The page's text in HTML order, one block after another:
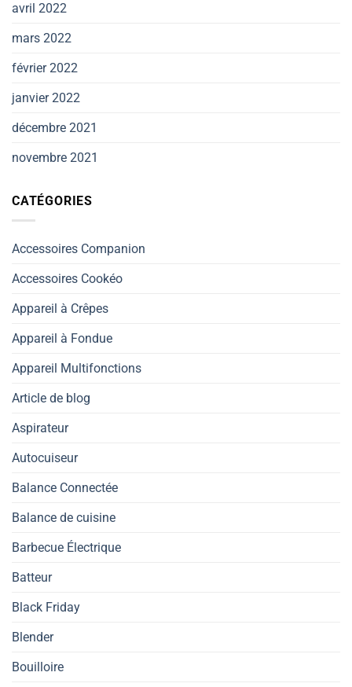
avril 2022
mars 2022
février 2022
janvier 2022
décembre 2021
novembre 2021
CATÉGORIES
Accessoires Companion
Accessoires Cookéo
Appareil à Crêpes
Appareil à Fondue
Appareil Multifonctions
Article de blog
Aspirateur
Autocuiseur
Balance Connectée
Balance de cuisine
Barbecue Électrique
Batteur
Black Friday
Blender
Bouilloire